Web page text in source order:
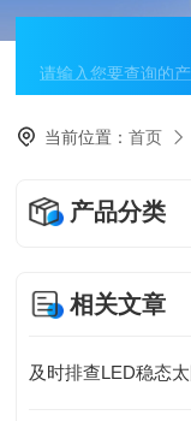
当前位置：首页
产品分类
相关文章